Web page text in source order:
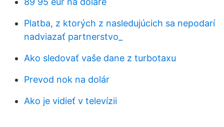
Platba, z ktorých z nasledujúcich sa nepodarí
nadviazať partnerstvo_
Ako sledovať vaše dane z turbotaxu
Prevod nok na dolár
Ako je vidieť v televízii